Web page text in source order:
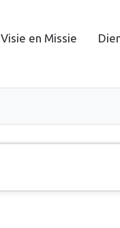
Visie en Missie